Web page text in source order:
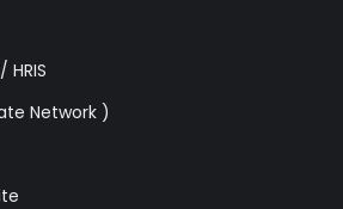
Network )